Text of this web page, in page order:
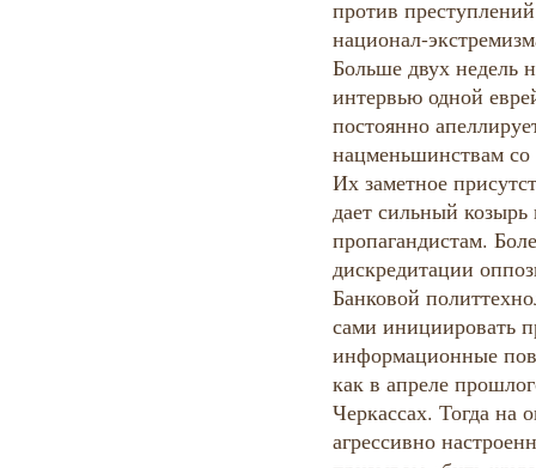
против
национал-
Больше двух недель
интервью одной
постоянно
нацменьшинствам
Их заметное
дает сильный
пропагандистам.
дискредитации
Банковой
сами инициировать
информационные
как в апреле
Черкассах. Тогда
агрессивно